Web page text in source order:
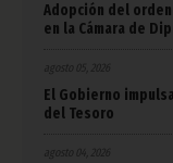
Adopción del
en la Cámara de
El Gobierno
del Tesoro
agosto 04, 2026